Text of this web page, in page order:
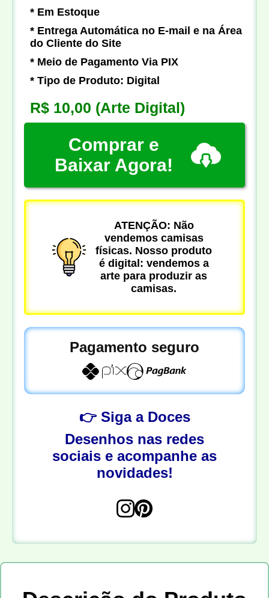
* Em Estoque
* Entrega Automática no E-mail e na Área
do Cliente do Site
* Meio de Pagamento Via PIX
* Tipo de Produto: Digital
R$ 10,00 (Arte Digital)
Comprar e
Baixar Agora!
ATENÇÃO: Não
vendemos camisas
físicas. Nosso produto
é digital: vendemos a
arte para produzir as
camisas.
Pagamento seguro
👉 Siga a Doces
Desenhos nas redes
sociais e acompanhe as
novidades!